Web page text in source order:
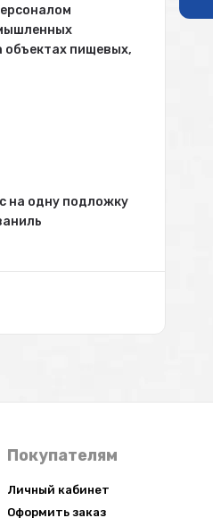
объектах пищевых,
на одну подложку
Покупателям
Личный кабинет
Оформить заказ